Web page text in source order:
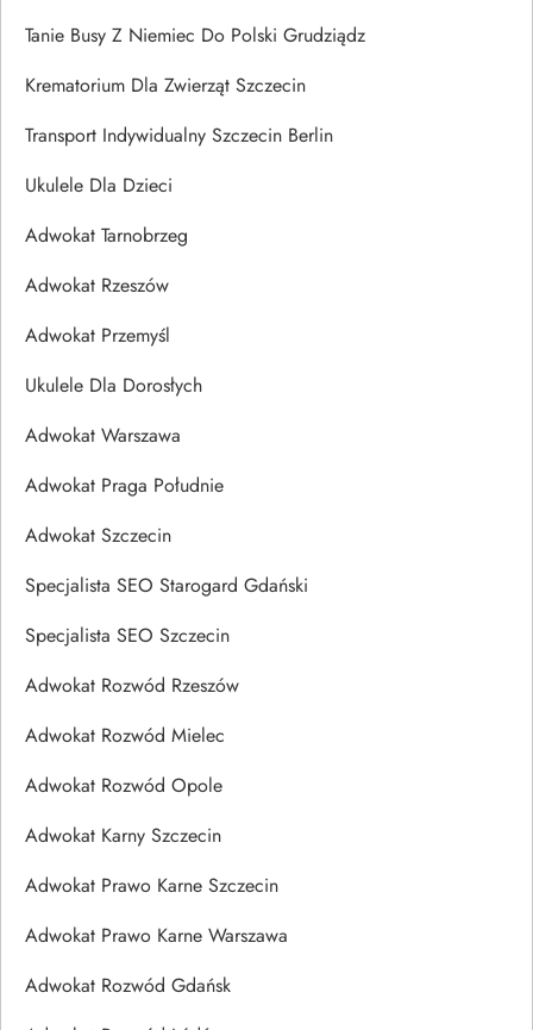
Tanie Busy Z Niemiec Do Polski Grudziądz
Krematorium Dla Zwierząt Szczecin
Transport Indywidualny Szczecin Berlin
Ukulele Dla Dzieci
Adwokat Tarnobrzeg
Adwokat Rzeszów
Adwokat Przemyśl
Ukulele Dla Dorosłych
Adwokat Warszawa
Adwokat Praga Południe
Adwokat Szczecin
Specjalista SEO Starogard Gdański
Specjalista SEO Szczecin
Adwokat Rozwód Rzeszów
Adwokat Rozwód Mielec
Adwokat Rozwód Opole
Adwokat Karny Szczecin
Adwokat Prawo Karne Szczecin
Adwokat Prawo Karne Warszawa
Adwokat Rozwód Gdańsk